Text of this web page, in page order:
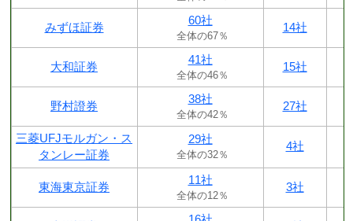
みずほ証券
60社
全体の67％
14社
大和証券
41社
全体の46％
15社
野村證券
38社
全体の42％
27社
三菱UFJモルガン・ス
タンレー証券
29社
全体の32％
4社
東海東京証券
11社
全体の12％
3社